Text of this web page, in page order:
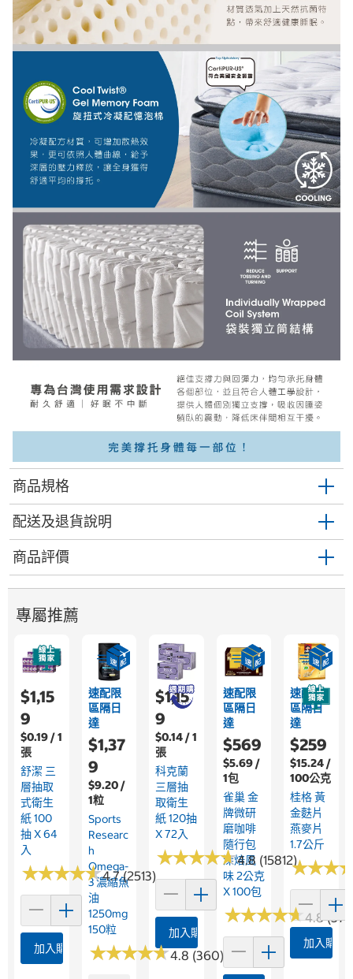
商品規格
配送及退貨說明
商品評價
專屬推薦
$1,15
9
$0.19 / 1
張
舒潔 三
層抽取
式衛生
紙 100
抽 X 64
入
★★★★★
★★★★★4.7 (2513)
加入購物車
速配限
區隔日
達
$1,37
9
$9.20 /
1粒
Sports
Researc
H
Omega-
3 濃縮魚
油
1250mg
150粒
★★★★★
★★★★★4.8 (360)
$1,15
9
$0.14 / 1
張
科克蘭
三層抽
取衛生
紙 120抽
X 72入
★★★★★
★★★★★4.8 (15812)
加入購物車
速配限
區隔日
達
$569
$5.69 /
1包
雀巢 金
牌微研
磨咖啡
隨行包
深焙風
味 2公克
X 100包
★★★★★
★★★★★4.8
速配限
區隔日
達
$259
$15.24 /
100公克
桂格 黃
金麩片
燕麥片
1.7公斤
★★★
★★★
加入購物